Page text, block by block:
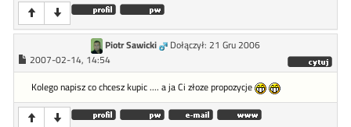
Piotr Sawicki
Dołączył: 21 Gru 2006
2007-02-14, 14:54
Kolego napisz co chcesz kupic .... a ja Ci złoze propozycje